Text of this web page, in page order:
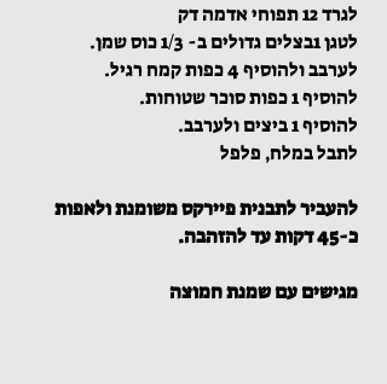
לגרד 12 תפוחי אדמה דק
לטגן 1בצלים גדולים ב- 1/3 כוס שמן.
לערבב ולהוסיף 4 כפות קמח רגיל.
להוסיף 1 כפות סוכר שטוחות.
להוסיף 1 ביצים ולערבב.
לתבל במלח, פלפל
להעביר לתבנית פיירקס משומנת ולאפות
כ-45 דקות עד להזהבה.
מגישים עם שמנת חמוצה